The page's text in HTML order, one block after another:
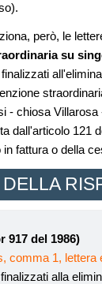
però, le
su
- chiosa
dall'articolo 121
fattura o della
917 del 1986)
comma 1, lettera
alla